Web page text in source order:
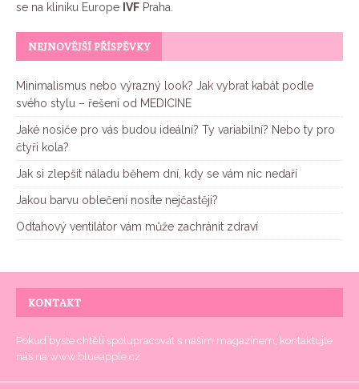
se na kliniku Europe IVF Praha.
NEJNOVĚJŠÍ PŘÍSPĚVKY
Minimalismus nebo výrazný look? Jak vybrat kabát podle
svého stylu – řešení od MEDICINE
Jaké nosiče pro vás budou ideální? Ty variabilní? Nebo ty pro
čtyři kola?
Jak si zlepšit náladu během dní, kdy se vám nic nedaří
Jakou barvu oblečení nosíte nejčastěji?
Odtahový ventilátor vám může zachránit zdraví
KONTAKT
Pokud byste chtěli spolupracovat s našim magazínem, kontaktujte
nás na www.blueapple.cz